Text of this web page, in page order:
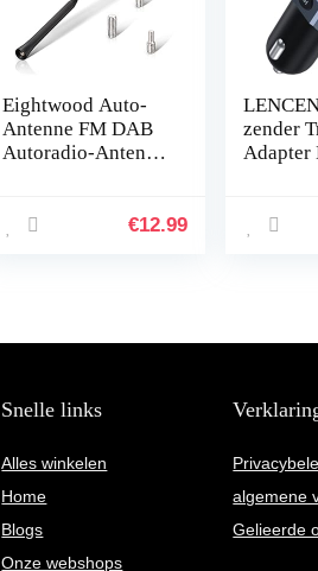
Eightwood Auto-
Antenne FM DAB
Autoradio-Antenne
Antenne Staaf
€12.99
zender
Adapter
Snelle links
Alles winkelen
Home
Blogs
Onze webshops
algemene
Gelieerde